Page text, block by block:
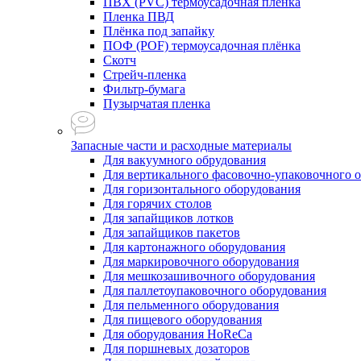
Пленка ПВД
Плёнка под запайку
ПОФ (POF) термоусадочная плёнка
Скотч
Стрейч-пленка
Фильтр-бумага
Пузырчатая пленка
Запасные части и расходные материалы
Для вакуумного обрудования
Для вертикального фасовочно-упаковочного
Для горизонтального оборудования
Для горячих столов
Для запайщиков лотков
Для запайщиков пакетов
Для картонажного оборудования
Для маркировочного оборудования
Для мешкозашивочного оборудования
Для паллетоупаковочного оборудования
Для пельменного оборудования
Для пищевого оборудования
Для оборудования HoReCa
Для поршневых дозаторов